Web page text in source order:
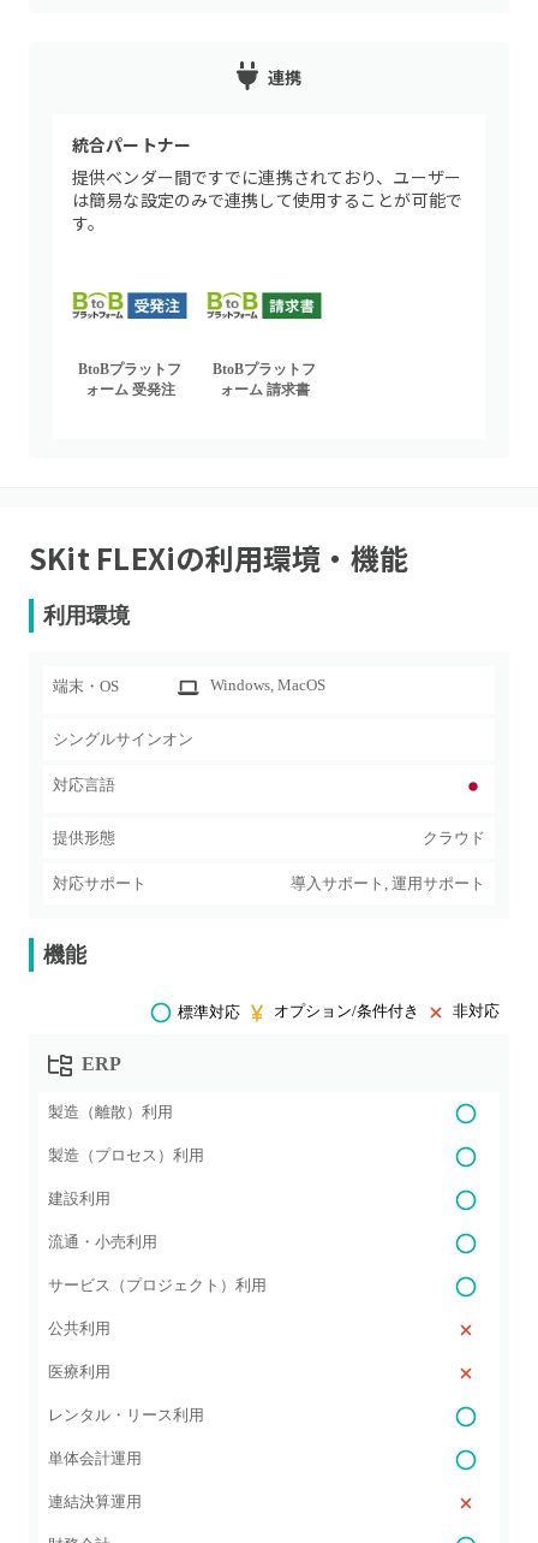
連携
統合パートナー
提供ベンダー間ですでに連携されており、ユーザー
は簡易な設定のみで連携して使用することが可能で
す。
BtoBプラットフ
ォーム 受発注
BtoBプラットフ
ォーム 請求書
SKit FLEXiの利用環境・機能
利用環境
端末・OS Windows, MacOS
シングルサインオン
対応言語
提供形態 クラウド
対応サポート 導入サポート, 運用サポート
機能
標準対応 オプション/条件付き 非対応
ERP
製造（離散）利用
製造（プロセス）利用
建設利用
流通・小売利用
サービス（プロジェクト）利用
公共利用
医療利用
レンタル・リース利用
単体会計運用
連結決算運用